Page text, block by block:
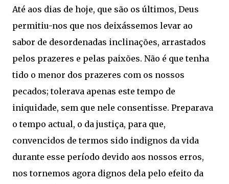
Até aos dias de hoje, que são os últimos, Deus
permitiu-nos que nos deixássemos levar ao
sabor de desordenadas inclinações, arrastados
pelos prazeres e pelas paixões. Não é que tenha
tido o menor dos prazeres com os nossos
pecados; tolerava apenas este tempo de
iniquidade, sem que nele consentisse. Preparava
o tempo actual, o da justiça, para que,
convencidos de termos sido indignos da vida
durante esse período devido aos nossos erros,
nos tornemos agora dignos dela pelo efeito da